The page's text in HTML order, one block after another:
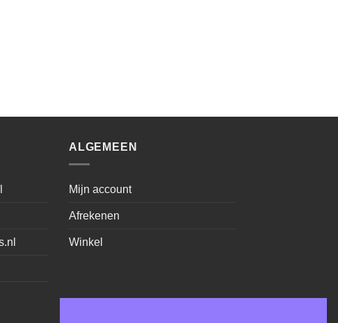
ALGEMEEN
Mijn account
Afrekenen
Winkel